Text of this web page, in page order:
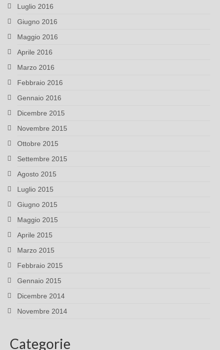
Luglio 2016
Giugno 2016
Maggio 2016
Aprile 2016
Marzo 2016
Febbraio 2016
Gennaio 2016
Dicembre 2015
Novembre 2015
Ottobre 2015
Settembre 2015
Agosto 2015
Luglio 2015
Giugno 2015
Maggio 2015
Aprile 2015
Marzo 2015
Febbraio 2015
Gennaio 2015
Dicembre 2014
Novembre 2014
Categorie